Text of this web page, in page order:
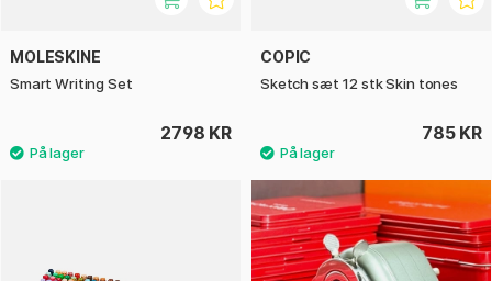
MOLESKINE
Smart Writing Set
2798 KR
COPIC
Sketch sæt 12 stk Skin tones
785 KR